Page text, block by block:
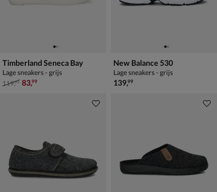
Timberland Seneca Bay
Lage sneakers - grijs
van € 119,99 voor € 83,99
119,99 83,99
New Balance 530
Lage sneakers - grijs
€ 139,99
139,99